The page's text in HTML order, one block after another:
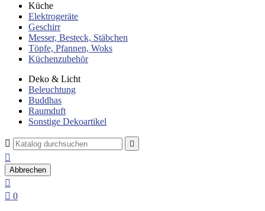
Küche
Elektrogeräte
Geschirr
Messer, Besteck, Stäbchen
Töpfe, Pfannen, Woks
Küchenzubehör
Deko & Licht
Beleuchtung
Buddhas
Raumduft
Sonstige Dekoartikel
 

Abbrechen

 0